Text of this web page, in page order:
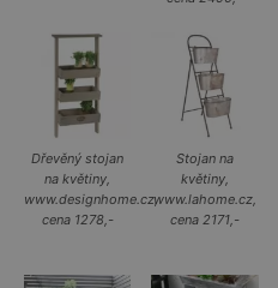
Dřevěný stojan
na květiny,
www.designhome.cz,
cena 1278,-
Stojan na
květiny,
www.lahome.cz,
cena 2171,-